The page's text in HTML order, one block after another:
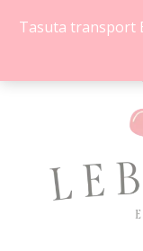
Tasuta transport